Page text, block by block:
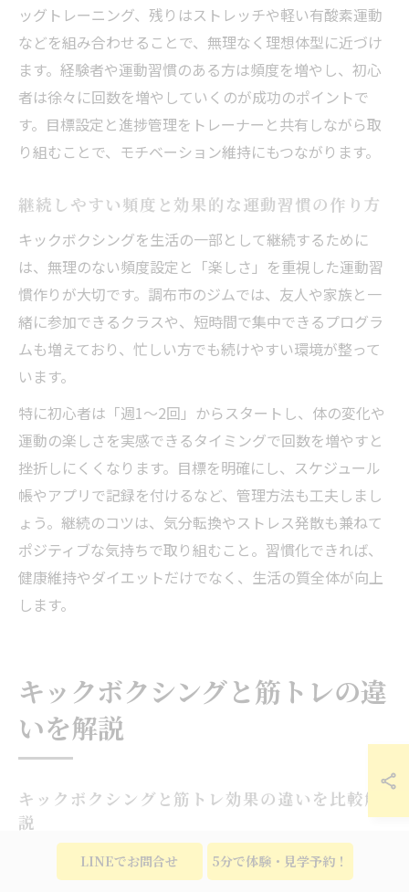
ッグトレーニング、残りはストレッチや軽い有酸素運動
などを組み合わせることで、無理なく理想体型に近づけ
ます。経験者や運動習慣のある方は頻度を増やし、初心
者は徐々に回数を増やしていくのが成功のポイントで
す。目標設定と進捗管理をトレーナーと共有しながら取
り組むことで、モチベーション維持にもつながります。
継続しやすい頻度と効果的な運動習慣の作り方
キックボクシングを生活の一部として継続するために
は、無理のない頻度設定と「楽しさ」を重視した運動習
慣作りが大切です。調布市のジムでは、友人や家族と一
緒に参加できるクラスや、短時間で集中できるプログラ
ムも増えており、忙しい方でも続けやすい環境が整って
います。
特に初心者は「週1〜2回」からスタートし、体の変化や
運動の楽しさを実感できるタイミングで回数を増やすと
挫折しにくくなります。目標を明確にし、スケジュール
帳やアプリで記録を付けるなど、管理方法も工夫しまし
ょう。継続のコツは、気分転換やストレス発散も兼ねて
ポジティブな気持ちで取り組むこと。習慣化できれば、
健康維持やダイエットだけでなく、生活の質全体が向上
します。
キックボクシングと筋トレの違
いを解説
キックボクシングと筋トレ効果の違いを比較解
説
キックボクシングと筋トレは、どちらも体力向上やダイ
エットを目指す方に人気がありますが、得られる効果や
LINEでお問合せ 5分で体験・見学予約！